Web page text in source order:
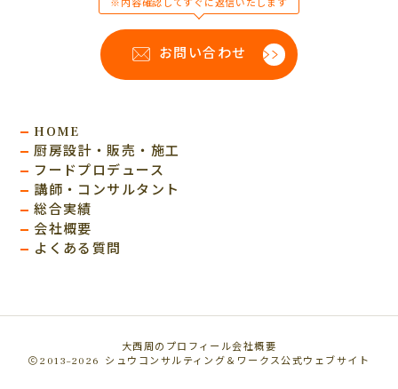
お問い合わせ
HOME
厨房設計・販売・施工
フードプロデュース
講師・コンサルタント
総合実績
会社概要
よくある質問
大西周のプロフィール会社概要
2013–2026 シュウコンサルティング＆ワークス公式ウェブサイト